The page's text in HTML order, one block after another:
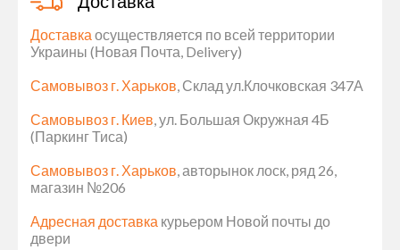
Доставка осуществляется по всей территории
Украины (Новая Почта, Delivery)
Самовывоз г. Харьков, Склад ул.Клочковская 347А
Самовывоз г. Киев, ул. Большая Окружная 4Б
(Паркинг Тиса)
Самовывоз г. Харьков, авторынок лоск, ряд 26,
магазин №206
Адресная доставка курьером Новой почты до
двери